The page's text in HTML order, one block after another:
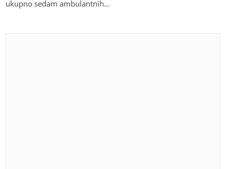
ukupno sedam ambulantnih…